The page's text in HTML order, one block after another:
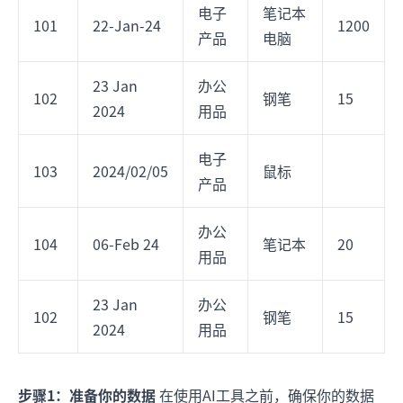
101 22-Jan-24
电子
产品
笔记本
电脑
1200
102
23 Jan
2024
办公
用品
钢笔 15
103 2024/02/05
电子
产品
鼠标
104 06-Feb 24
办公
用品
笔记本 20
102
23 Jan
2024
办公
用品
钢笔 15
步骤1：准备你的数据在使用AI工具之前，确保你的数据